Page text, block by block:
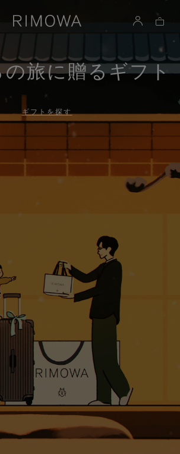
旅に贈るギフト
ギフトを探す